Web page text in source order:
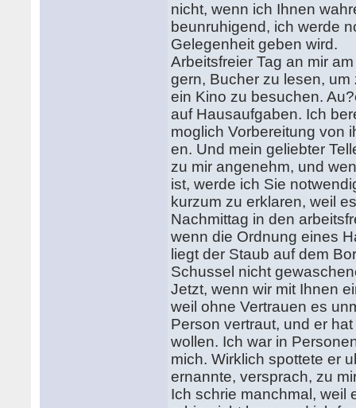
nicht, wenn ich Ihnen
beunruhigend, ich werde
Gelegenheit geben wird.
Arbeitsfreier Tag an mir
gern, Bucher zu lesen,
ein Kino zu besuchen.
auf Hausaufgaben. Ich
moglich Vorbereitung von
en. Und mein geliebter
zu mir angenehm, und
ist, werde ich Sie
kurzum zu erklaren, weil
Nachmittag in den
wenn die Ordnung eines
liegt der Staub auf dem
Schussel nicht
Jetzt, wenn wir mit Ihnen
weil ohne Vertrauen es
Person vertraut, und er
wollen. Ich war in
mich. Wirklich spottete er
ernannte, versprach, zu
Ich schrie manchmal, weil